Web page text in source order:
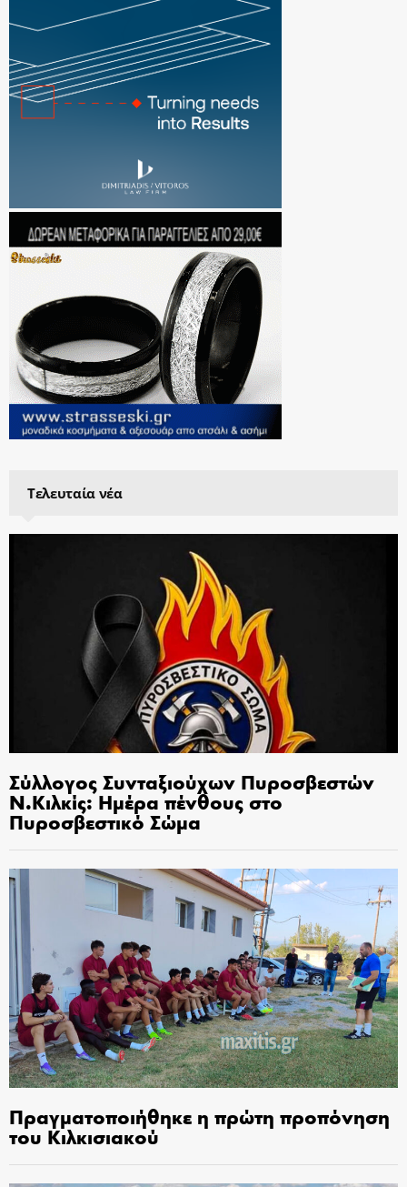
Τελευταία νέα
Σύλλογος Συνταξιούχων Πυροσβεστών
Ν.Κιλκίς: Ημέρα πένθους στο
Πυροσβεστικό Σώμα
Πραγματοποιήθηκε η πρώτη προπόνηση
του Κιλκισιακού